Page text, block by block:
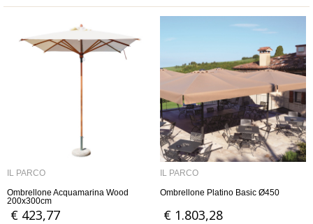
IL PARCO
Ombrellone Acquamarina Wood
200x300cm
€ 423,77
IL PARCO
Ombrellone Platino Basic Ø450
€ 1.803,28